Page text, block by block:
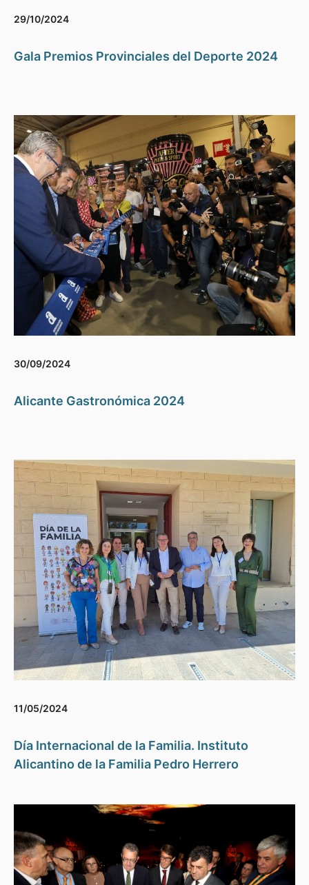
29/10/2024
Gala Premios Provinciales del Deporte 2024
30/09/2024
Alicante Gastronómica 2024
11/05/2024
Día Internacional de la Familia. Instituto
Alicantino de la Familia Pedro Herrero